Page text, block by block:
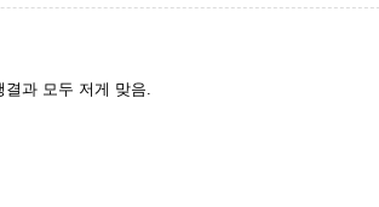
과 모두 저게 맞음.